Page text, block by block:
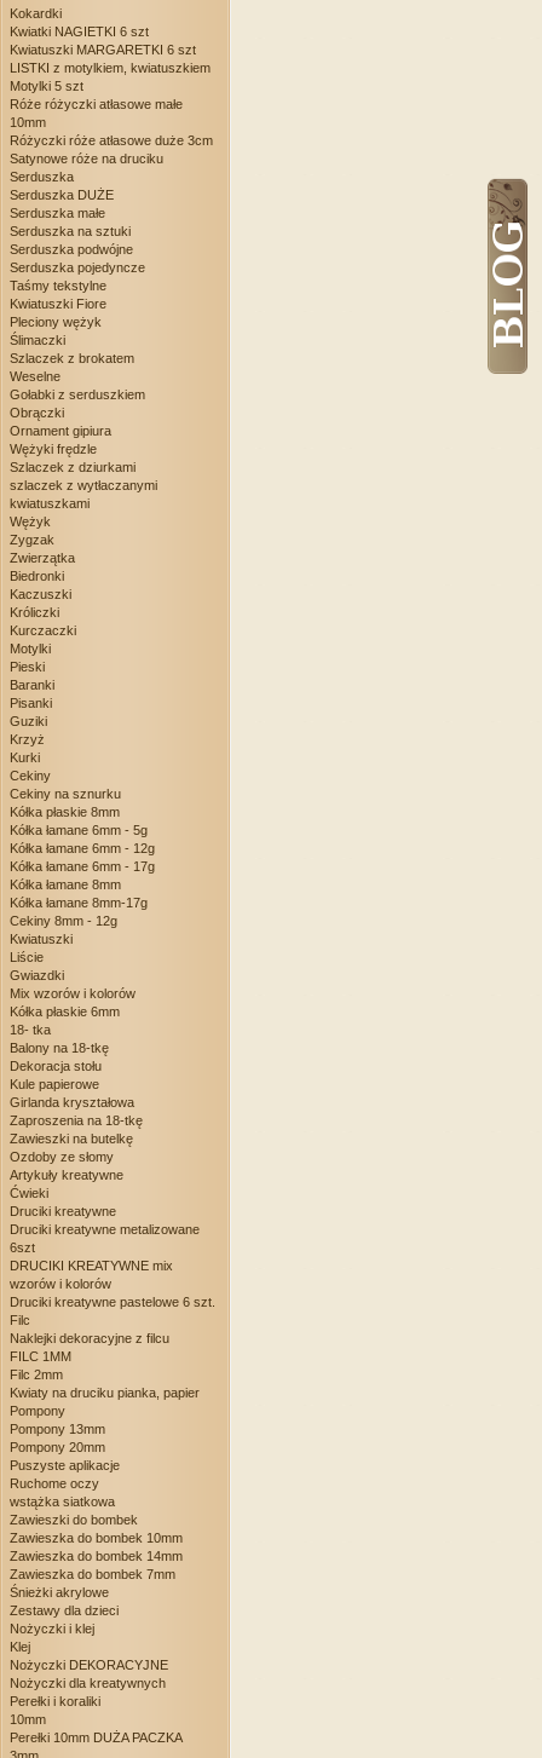
Kokardki
Kwiatki NAGIETKI 6 szt
Kwiatuszki MARGARETKI 6 szt
LISTKI z motylkiem, kwiatuszkiem
Motylki 5 szt
Róże różyczki atłasowe małe
10mm
Różyczki róże atłasowe duże 3cm
Satynowe róże na druciku
Serduszka
Serduszka DUŻE
Serduszka małe
Serduszka na sztuki
Serduszka podwójne
Serduszka pojedyncze
Taśmy tekstylne
Kwiatuszki Fiore
Pleciony wężyk
Ślimaczki
Szlaczek z brokatem
Weselne
Gołabki z serduszkiem
Obrączki
Ornament gipiura
Wężyki frędzle
Szlaczek z dziurkami
szlaczek z wytłaczanymi
kwiatuszkami
Wężyk
Zygzak
Zwierzątka
Biedronki
Kaczuszki
Króliczki
Kurczaczki
Motylki
Pieski
Baranki
Pisanki
Guziki
Krzyż
Kurki
Cekiny
Cekiny na sznurku
Kółka płaskie 8mm
Kółka łamane 6mm - 5g
Kółka łamane 6mm - 12g
Kółka łamane 6mm - 17g
Kółka łamane 8mm
Kółka łamane 8mm-17g
Cekiny 8mm - 12g
Kwiatuszki
Liście
Gwiazdki
Mix wzorów i kolorów
Kółka płaskie 6mm
18- tka
Balony na 18-tkę
Dekoracja stołu
Kule papierowe
Girlanda kryształowa
Zaproszenia na 18-tkę
Zawieszki na butelkę
Ozdoby ze słomy
Artykuły kreatywne
Ćwieki
Druciki kreatywne
Druciki kreatywne metalizowane
6szt
DRUCIKI KREATYWNE mix
wzorów i kolorów
Druciki kreatywne pastelowe 6 szt.
Filc
Naklejki dekoracyjne z filcu
FILC 1MM
Filc 2mm
Kwiaty na druciku pianka, papier
Pompony
Pompony 13mm
Pompony 20mm
Puszyste aplikacje
Ruchome oczy
wstążka siatkowa
Zawieszki do bombek
Zawieszka do bombek 10mm
Zawieszka do bombek 14mm
Zawieszka do bombek 7mm
Śnieżki akrylowe
Zestawy dla dzieci
Nożyczki i klej
Klej
Nożyczki DEKORACYJNE
Nożyczki dla kreatywnych
Perełki i koraliki
10mm
Perełki 10mm DUŻA PACZKA